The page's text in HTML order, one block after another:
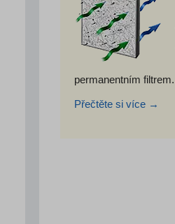
permanentním filtrem.
Přečtěte si více →